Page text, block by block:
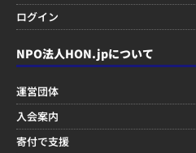
ログイン
NPO法人HON.jpについて
運営団体
入会案内
寄付で支援